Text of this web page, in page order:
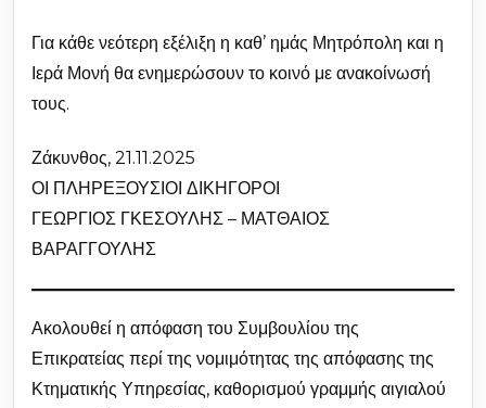
Για κάθε νεότερη εξέλιξη η καθ’ ημάς Μητρόπολη και η
Ιερά Μονή θα ενημερώσουν το κοινό με ανακοίνωσή
τους.
Ζάκυνθος, 21.11.2025
ΟΙ ΠΛΗΡΕΞΟΥΣΙΟΙ ΔΙΚΗΓΟΡΟΙ
ΓΕΩΡΓΙΟΣ ΓΚΕΣΟΥΛΗΣ – ΜΑΤΘΑΙΟΣ
ΒΑΡΑΓΓΟΥΛΗΣ
Ακολουθεί η απόφαση του Συμβουλίου της
Επικρατείας περί της νομιμότητας της απόφασης της
Κτηματικής Υπηρεσίας, καθορισμού γραμμής αιγιαλού